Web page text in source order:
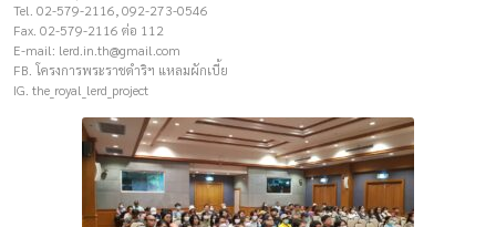
Tel. 02-579-2116, 092-273-0546
Fax. 02-579-2116 ต่อ 112
E-mail: lerd.in.th@gmail.com
FB. โครงการพระราชดำริฯ แหลมผักเบี้ย
IG. the_royal_lerd_project